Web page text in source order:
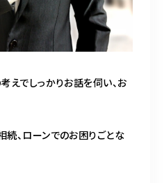
えでしっかりお話を伺い、お
、ローンでのお困りごとな